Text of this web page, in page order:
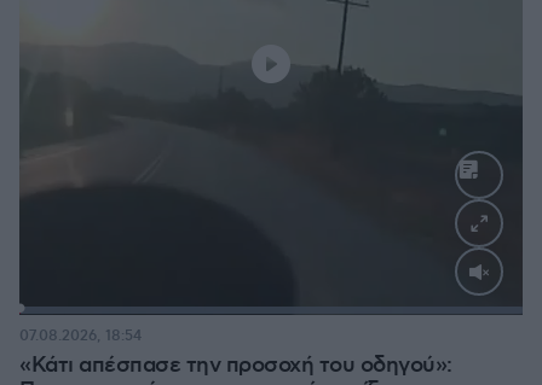
Loaded:
«Κάτι απέσπασε την προσοχή του οδηγού»:
07.08.2026, 18:54